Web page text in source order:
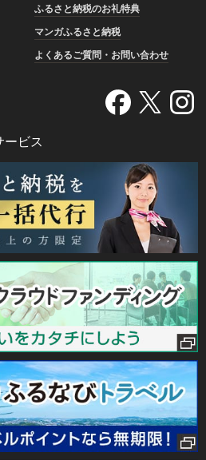
ふるさと納税のお礼特典
マンガふるさと納税
よくあるご質問・お問い合わせ
ービス